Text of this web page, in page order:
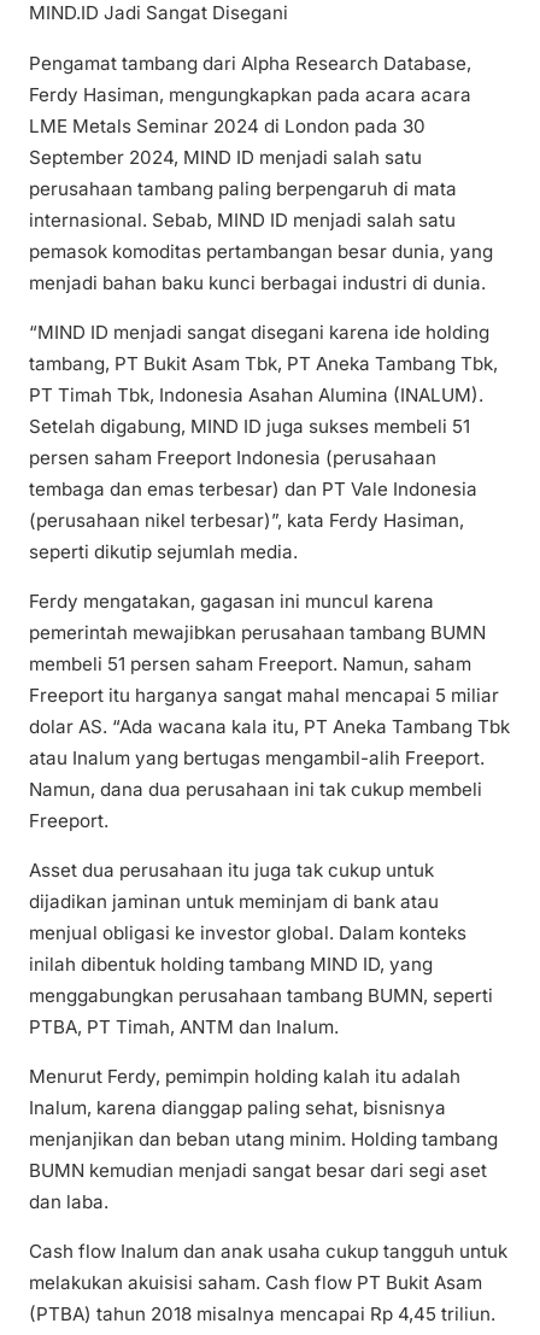
MIND.ID Jadi Sangat Disegani
Pengamat tambang dari Alpha Research Database,
Ferdy Hasiman, mengungkapkan pada acara acara
LME Metals Seminar 2024 di London pada 30
September 2024, MIND ID menjadi salah satu
perusahaan tambang paling berpengaruh di mata
internasional. Sebab, MIND ID menjadi salah satu
pemasok komoditas pertambangan besar dunia, yang
menjadi bahan baku kunci berbagai industri di dunia.
“MIND ID menjadi sangat disegani karena ide holding
tambang, PT Bukit Asam Tbk, PT Aneka Tambang Tbk,
PT Timah Tbk, Indonesia Asahan Alumina (INALUM).
Setelah digabung, MIND ID juga sukses membeli 51
persen saham Freeport Indonesia (perusahaan
tembaga dan emas terbesar) dan PT Vale Indonesia
(perusahaan nikel terbesar)”, kata Ferdy Hasiman,
seperti dikutip sejumlah media.
Ferdy mengatakan, gagasan ini muncul karena
pemerintah mewajibkan perusahaan tambang BUMN
membeli 51 persen saham Freeport. Namun, saham
Freeport itu harganya sangat mahal mencapai 5 miliar
dolar AS. “Ada wacana kala itu, PT Aneka Tambang Tbk
atau Inalum yang bertugas mengambil-alih Freeport.
Namun, dana dua perusahaan ini tak cukup membeli
Freeport.
Asset dua perusahaan itu juga tak cukup untuk
dijadikan jaminan untuk meminjam di bank atau
menjual obligasi ke investor global. Dalam konteks
inilah dibentuk holding tambang MIND ID, yang
menggabungkan perusahaan tambang BUMN, seperti
PTBA, PT Timah, ANTM dan Inalum.
Menurut Ferdy, pemimpin holding kalah itu adalah
Inalum, karena dianggap paling sehat, bisnisnya
menjanjikan dan beban utang minim. Holding tambang
BUMN kemudian menjadi sangat besar dari segi aset
dan laba.
Cash flow Inalum dan anak usaha cukup tangguh untuk
melakukan akuisisi saham. Cash flow PT Bukit Asam
(PTBA) tahun 2018 misalnya mencapai Rp 4,45 triliun.